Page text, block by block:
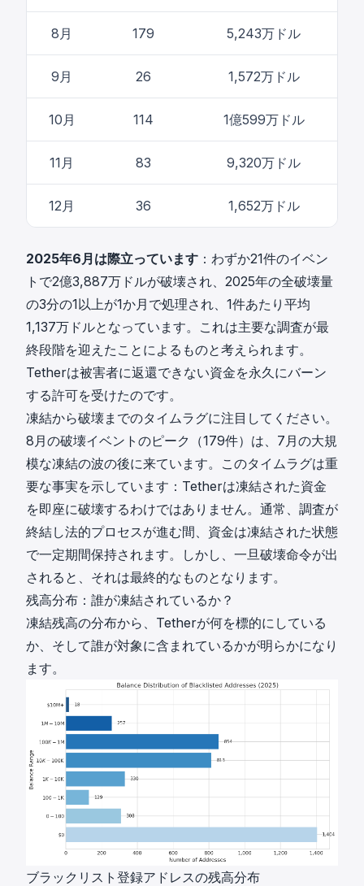
8月 179 5,243万ドル
9月 26 1,572万ドル
10月 114 1億599万ドル
11月 83 9,320万ドル
12月 36 1,652万ドル
2025年6月は際立っています ：わずか21件のイベン
トで2億3,887万ドルが破壊され、2025年の全破壊量
の3分の1以上が1か月で処理され、1件あたり平均
1,137万ドルとなっています。これは主要な調査が最
終段階を迎えたことによるものと考えられます。
Tetherは被害者に返還できない資金を永久にバーン
する許可を受けたのです。
凍結から破壊までのタイムラグに注目してください。
8月の破壊イベントのピーク（179件）は、7月の大規
模な凍結の波の後に来ています。このタイムラグは重
要な事実を示しています：Tetherは凍結された資金
を即座に破壊するわけではありません。通常、調査が
終結し法的プロセスが進む間、資金は凍結された状態
で一定期間保持されます。しかし、一旦破壊命令が出
されると、それは最終的なものとなります。
残高分布：誰が凍結されているか？
凍結残高の分布から、Tetherが何を標的にしている
か、そして誰が対象に含まれているかが明らかになり
ます。
ブラックリスト登録アドレスの残高分布